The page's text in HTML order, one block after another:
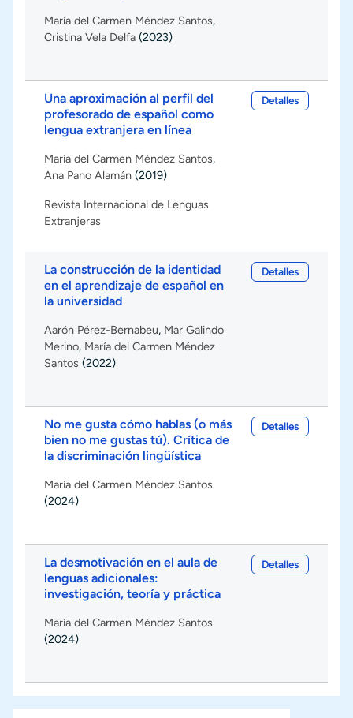
María del Carmen Méndez Santos,
Cristina Vela Delfa (2023)
Una aproximación al perfil del
profesorado de español como
lengua extranjera en línea
María del Carmen Méndez Santos,
Ana Pano Alamán (2019)
Revista Internacional de Lenguas
Extranjeras
Detalles
La construcción de la identidad
en el aprendizaje de español en
la universidad
Aarón Pérez-Bernabeu, Mar Galindo
Merino, María del Carmen Méndez
Santos (2022)
Detalles
No me gusta cómo hablas (o más
bien no me gustas tú). Crítica de
la discriminación lingüística
María del Carmen Méndez Santos
(2024)
Detalles
La desmotivación en el aula de
lenguas adicionales:
investigación, teoría y práctica
María del Carmen Méndez Santos
(2024)
Detalles